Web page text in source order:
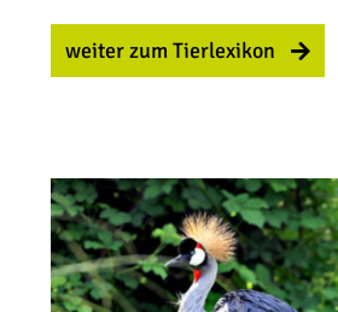
weiter zum Tierlexikon